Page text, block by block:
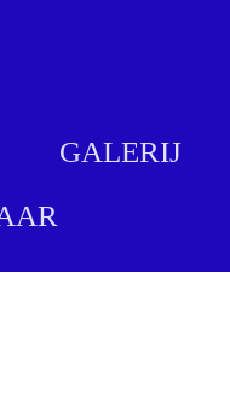
GALERIJ